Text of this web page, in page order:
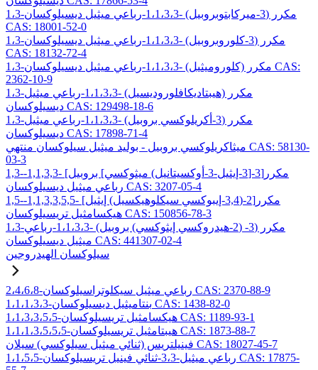
1،3-مكرر (3-ميركابتوبروبيل) -1،1،3،3-رباعي ميثيل ديسيلوكسان
CAS: 18001-52-0
1،3-مكرر (3-كلوروبروبيل) -1،1،3،3-رباعي ميثيل ديسيلوكسان
CAS: 18132-72-4
1،3-مكرر (كلوروميثيل) -1،1،3،3-رباعي ميثيل ديسيلوكسان CAS:
2362-10-9
1،3-مكرر (هيبتاديكافلوروديسيل) -1،1،3،3-رباعي ميثيل
ديسيلوكسان CAS: 129498-18-6
1،3-مكرر (3-أكريلوكسي بروبيل) -1،1،3،3-رباعي ميثيل
ديسيلوكسان CAS: 17898-71-4
ميثاكريلوكسي بروبيل - بوليد ميثيل سيلوكسان منتهي CAS: 58130-
03-3
1,3-مكرر[3-[3-إيثيل-3-أوكسيتانيل) ميثوكسي] بروبيل] -1,1,3,3-
رباعي ميثيل ديسيلوكسان CAS: 3207-05-4
1,5-مكرر[2-(3,4-إيبوكسي سيكلوهيكسيل) إيثيل] -1,1,3,3,5,5-
هيكسامثيل تريسيلوكسان CAS: 150856-78-3
1،3-مكرر (3- (2-هيدروكسي إيثوكسي) بروبيل) -1،1،3،3-رباعي
ميثيل ديسيلوكسان CAS: 441307-02-4
سيلوكسان الهيدروجين
2،4،6،8-رباعي ميثيل سيكلوتراسيلوكسان CAS: 2370-88-9
1،1،1،3،3-بنتاميثيل ديسيلوكسان CAS: 1438-82-0
1،1،3،3،5،5-هيكسامثيل تريسيلوكسان CAS: 1189-93-1
1،1،1،3،5،5،5-هيبتامثيل تريسيلوكسان CAS: 1873-88-7
فينيلتريس (ثنائي ميثيل سيلوكسي) سيلان CAS: 18027-45-7
1،1،5،5-رباعي ميثيل-3،3-ثنائي فينيل تريسيلوكسان CAS: 17875-